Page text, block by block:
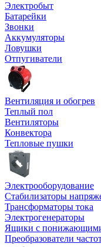
Электробыт
Батарейки
Звонки
Аккумуляторы
Ловушки
Отпугиватели
Вентиляция и обогрев
Теплый пол
Вентиляторы
Конвектора
Тепловые пушки
Электрооборудование
Стабилизаторы
Трансформаторы тока
Электрогенераторы
Ящики с
Преобразователи